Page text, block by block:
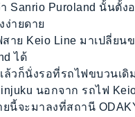
Sanrio Puroland นั้นตั้ง
ง่ายดาย
าย Keio Line มาเปลี่ยน
ได้
ล้วก็นั่งรอที่รถไฟขบวนเดิ
นอกจาก รถไฟ
นี้จะมาลงที่สถานี